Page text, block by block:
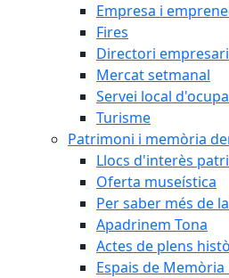
Empresa i
Fires
Directori
Mercat setmanal
Servei local
Turisme
Patrimoni i memòria
Llocs d'interès
Oferta museística
Per saber més de
Apadrinem Tona
Actes de plens
Espais de